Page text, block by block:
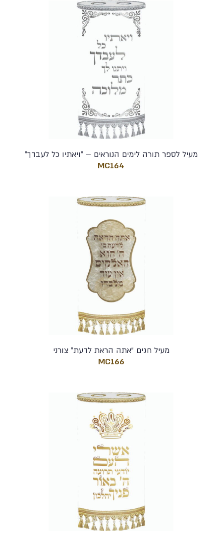
מעיל לספר תורה לימים הנוראים – "ויאתיו כל לעבדך"
MC164
מעיל חגים "אתה הראת לדעת" צורני
MC166